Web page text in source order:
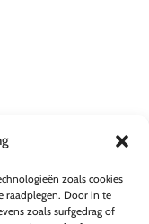
zoals cookies
raadplegen. Door in te
zoals surfgedrag of